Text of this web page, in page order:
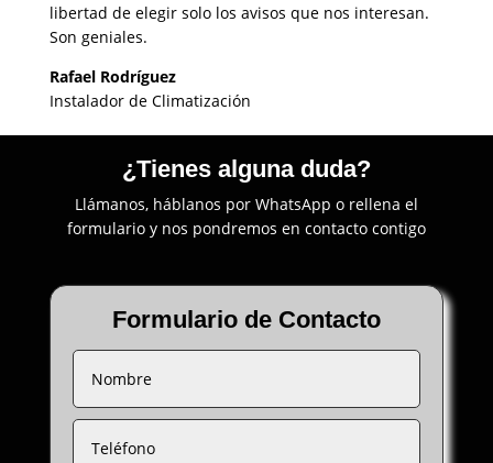
libertad de elegir solo los avisos que nos interesan.
Son geniales.
Rafael Rodríguez
Instalador de Climatización
¿Tienes alguna duda?
Llámanos, háblanos por WhatsApp o rellena el
formulario y nos pondremos en contacto contigo
Formulario de Contacto